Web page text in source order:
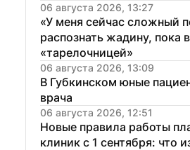
06 августа 2026, 13:27
«У меня сейчас сложный
распознать жадину, пока
«тарелочницей»
06 августа 2026, 13:09
В Губкинском юные
врача
06 августа 2026, 12:51
Новые правила работы
клиник с 1 сентября: что